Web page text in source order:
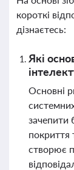
короткі
дізнаєтесь:
Які
Основні
зачепити
покриття
створює